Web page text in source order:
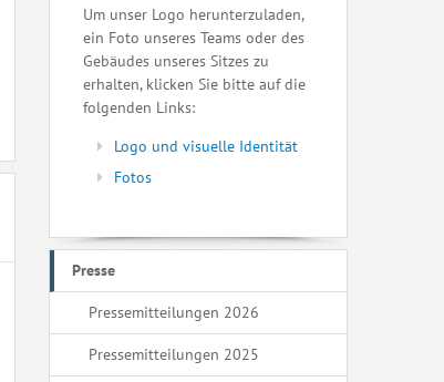
Um unser Logo herunterzuladen,
ein Foto unseres Teams oder des
Gebäudes unseres Sitzes zu
erhalten, klicken Sie bitte auf die
folgenden Links:
Logo und visuelle Identität
Fotos
Presse
Pressemitteilungen 2026
Pressemitteilungen 2025